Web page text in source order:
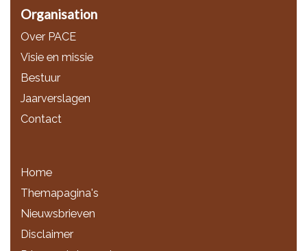
Organisation
Over PACE
Visie en missie
Bestuur
Jaarverslagen
Contact
Home
Themapagina's
Nieuwsbrieven
Disclaimer